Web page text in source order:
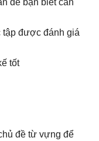
để bạn biết cần
tập được đánh giá
tốt
đề từ vựng để